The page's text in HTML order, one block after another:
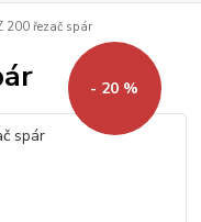
200 řezač spár
- 20 %